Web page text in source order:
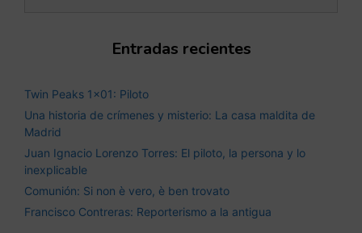
Entradas recientes
Twin Peaks 1×01: Piloto
Una historia de crímenes y misterio: La casa maldita de
Madrid
Juan Ignacio Lorenzo Torres: El piloto, la persona y lo
inexplicable
Comunión: Si non è vero, è ben trovato
Francisco Contreras: Reporterismo a la antigua